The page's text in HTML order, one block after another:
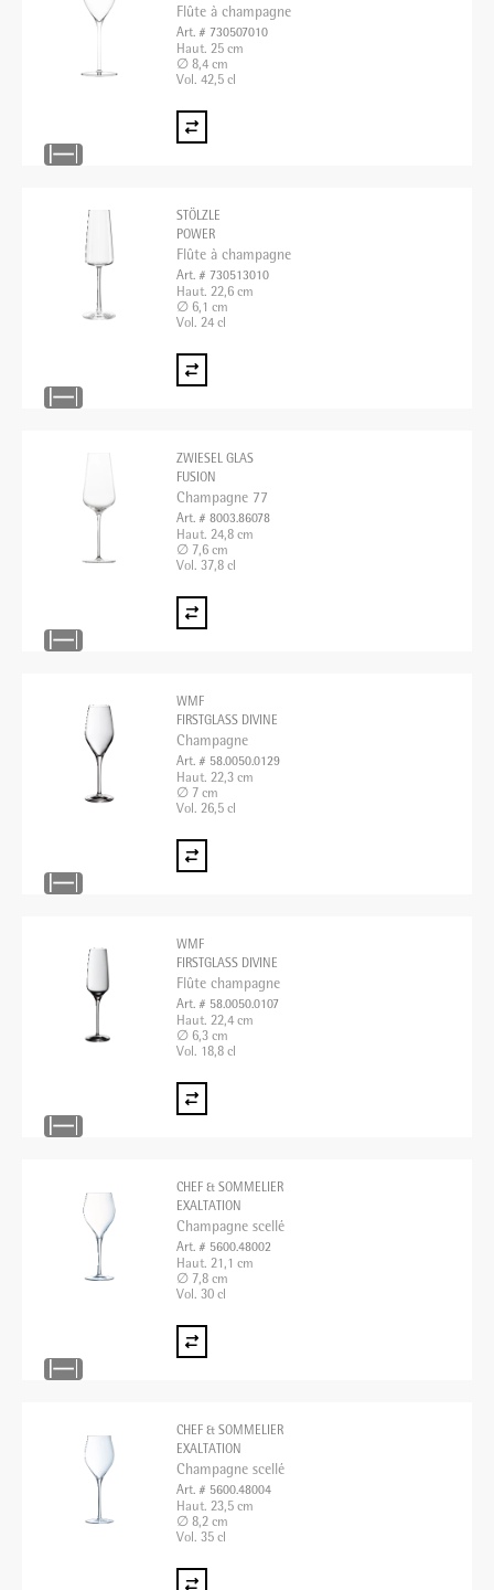
Flûte à champagne
Art. # 730507010
Haut. 25 cm
∅ 8,4 cm
Vol. 42,5 cl
STÖLZLE
POWER
Flûte à champagne
Art. # 730513010
Haut. 22,6 cm
∅ 6,1 cm
Vol. 24 cl
ZWIESEL GLAS
FUSION
Champagne 77
Art. # 8003.86078
Haut. 24,8 cm
∅ 7,6 cm
Vol. 37,8 cl
WMF
FIRSTGLASS DIVINE
Champagne
Art. # 58.0050.0129
Haut. 22,3 cm
∅ 7 cm
Vol. 26,5 cl
WMF
FIRSTGLASS DIVINE
Flûte champagne
Art. # 58.0050.0107
Haut. 22,4 cm
∅ 6,3 cm
Vol. 18,8 cl
CHEF & SOMMELIER
EXALTATION
Champagne scellé
Art. # 5600.48002
Haut. 21,1 cm
∅ 7,8 cm
Vol. 30 cl
CHEF & SOMMELIER
EXALTATION
Champagne scellé
Art. # 5600.48004
Haut. 23,5 cm
∅ 8,2 cm
Vol. 35 cl